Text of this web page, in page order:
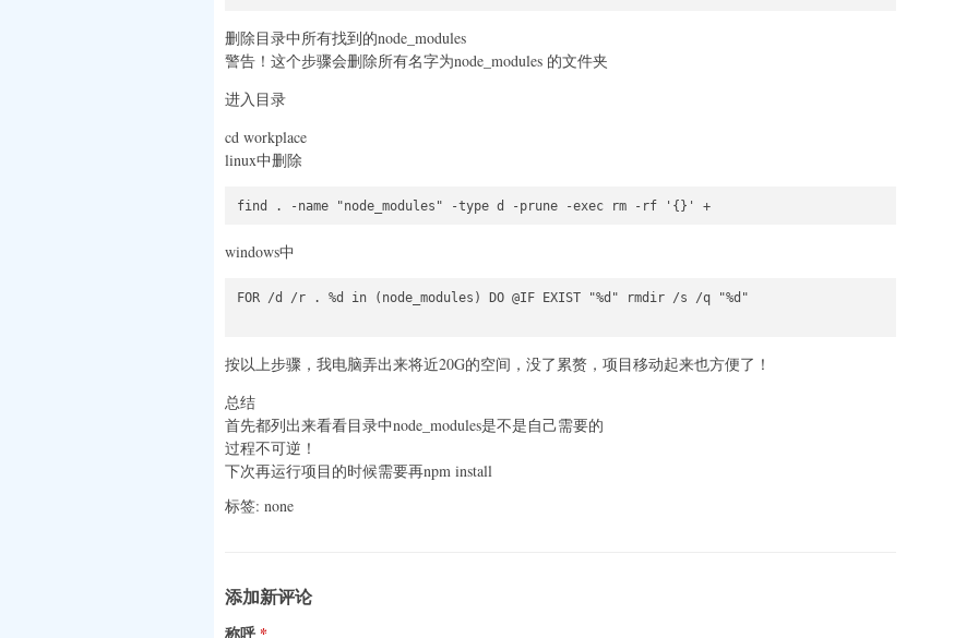
删除目录中所有找到的node_modules
警告！这个步骤会删除所有名字为node_modules 的文件夹
进入目录
cd workplace
linux中删除
windows中
FOR /d /r . %d in (node_modules) DO @IF EXIST "%d" rmdir /s /q "%d"
按以上步骤，我电脑弄出来将近20G的空间，没了累赘，项目移动起来也方便了！
总结
首先都列出来看看目录中node_modules是不是自己需要的
过程不可逆！
下次再运行项目的时候需要再npm install
标签: none
添加新评论
称呼